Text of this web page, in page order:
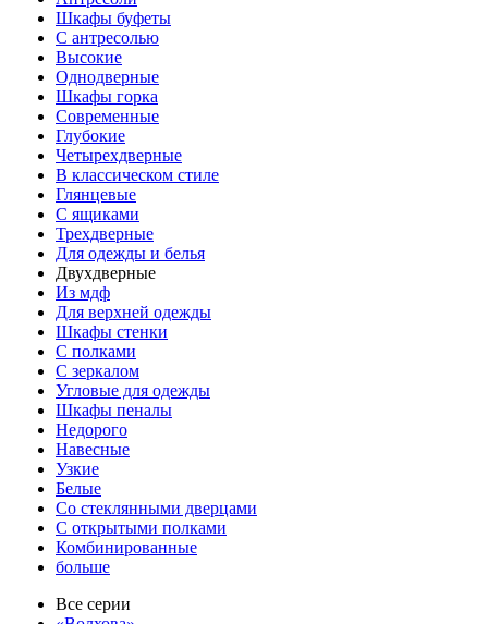
Шкафы буфеты
С антресолью
Высокие
Однодверные
Шкафы горка
Современные
Глубокие
Четырехдверные
В классическом стиле
Глянцевые
С ящиками
Трехдверные
Для одежды и белья
Двухдверные
Из мдф
Для верхней одежды
Шкафы стенки
С полками
С зеркалом
Угловые для одежды
Шкафы пеналы
Недорого
Навесные
Узкие
Белые
Со стеклянными дверцами
С открытыми полками
Комбинированные
больше
Все серии